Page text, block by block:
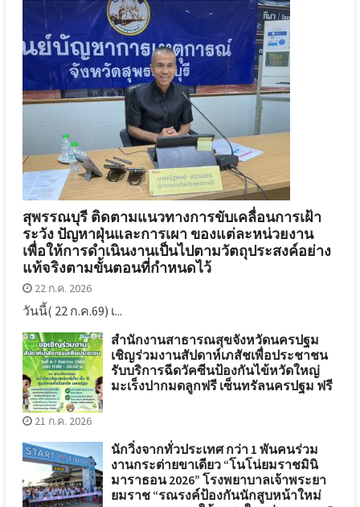
สุพรรณบุรี ติดตามแนวทางการขับเคลื่อนการเฝ้า
ระวัง ปัญหาฝุ่นและการเผา ของแต่ละหน่วยงาน
เพื่อให้การดำเนินงานเป็นไปตามวัตถุประสงค์อย่าง
แท้จริงตามขั้นตอนที่กำหนดไว้
22 ก.ค. 2026
วันนี้( 22 ก.ค.69) เ...
สำนักงานสาธารณสุขจังหวัดนครปฐม
เชิญร่วมงานสัปดาห์เภสัชเพื่อประชาชน
รับบริการฉีดวัคซีนป้องกันไข้หวัดใหญ่
มะเร็งปากมดลูกฟรี เซ็นทรัลนครปฐม ฟรี
21 ก.ค. 2026
นักวิ่งจากทั่วประเทศ กว่า 1 พันคนร่วม
งานกระต่ายขาเดียว “โนโน่ยมราชมินิ
มาราธอน 2026” โรงพยาบาลเจ้าพระยา
ยมราช “รณรงค์ป้องกันนักสูบหน้าใหม่